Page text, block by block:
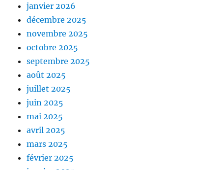
janvier 2026
décembre 2025
novembre 2025
octobre 2025
septembre 2025
août 2025
juillet 2025
juin 2025
mai 2025
avril 2025
mars 2025
février 2025